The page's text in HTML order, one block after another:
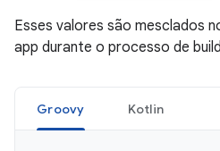
Esses valores são mesclados
app durante o processo de
Groovy Kotlin